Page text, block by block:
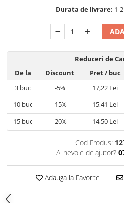
Articole pentru Gradina si Bricolaj
Articole pentru Iluminat
Corpuri de iluminat
Lampi de veghe
Transport şi Ridicat
Pelerine, Umbrele si Accesorii
Videoproiectoare
Durata de livrare: 1-
Reduceri de
De la
Discount Pret/ buc
3 buc -5% 17,22 Lei
10buc -15% 15,41 Lei
15buc -20% 14,50 Lei
Cod Produs:
Ai nevoie de ajutor?
Adauga la Favorite